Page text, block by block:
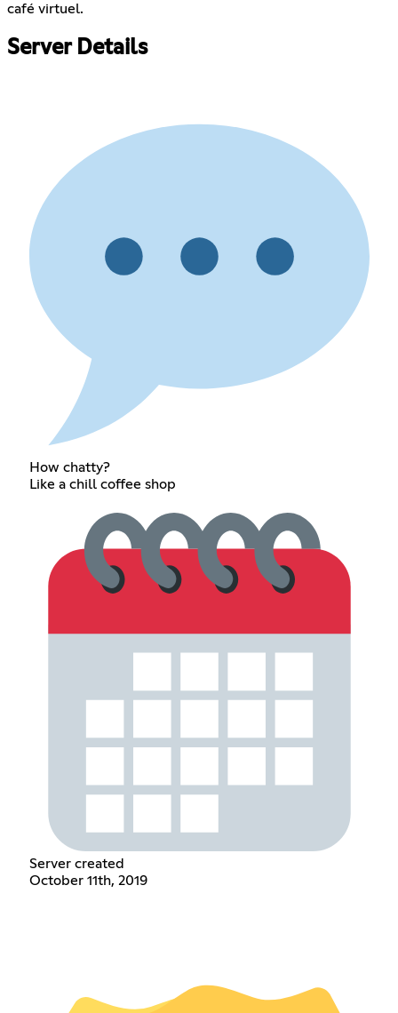
café virtuel.
Server Details
How chatty?
Like a chill coffee shop
Server created
October 11th, 2019